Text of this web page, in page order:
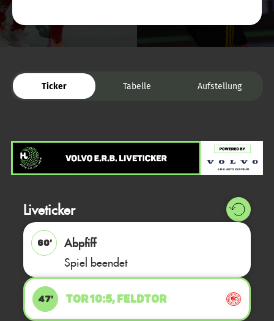
Ticker Tabelle Aufstellung
Liveticker
60'
Abpfiff
Spiel beendet
47' TOR 10:5, FELDTOR